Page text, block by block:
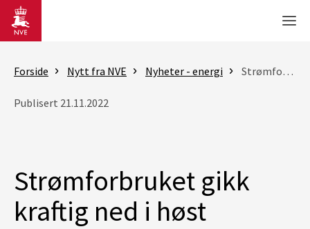
Gå til hovedinnhold
Forside Nytt fra NVE Nyheter - energi Strømforbruket gikk kraftig ned i høst
Publisert 21.11.2022
Strømforbruket gikk
kraftig ned i høst